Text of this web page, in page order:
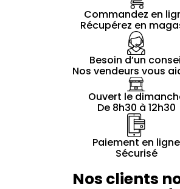
Commandez en
Récupérez en
Besoin d’un
Nos vendeurs vous
Ouvert le
De 8h30 à 12h30
Paiement en ligne
Sécurisé
Nos clients